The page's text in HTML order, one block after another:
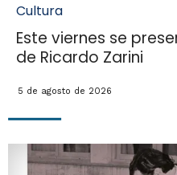
Cultura
Este viernes se
de Ricardo Zarini
5 de agosto de 2026